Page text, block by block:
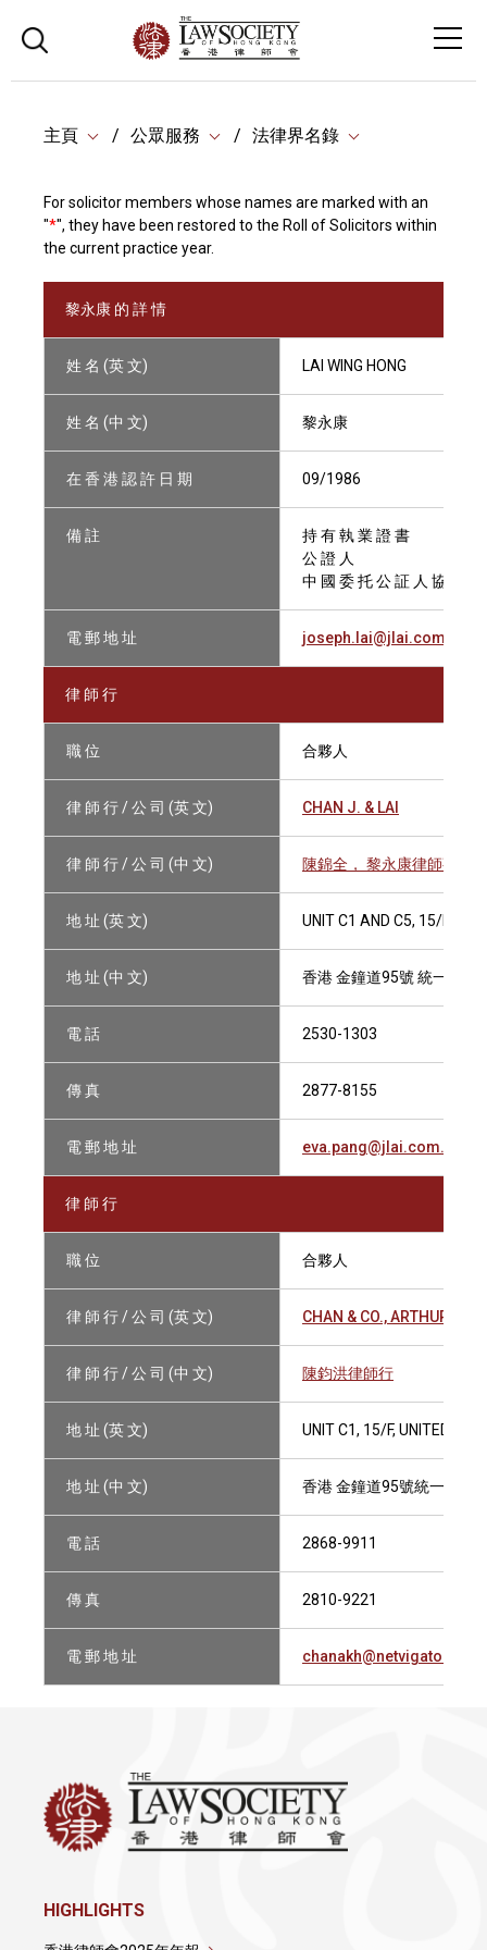
主頁 公眾服務 法律界名錄
For solicitor members whose names are marked with an
"*", they have been restored to the Roll of Solicitors within
the current practice year.
黎永康 的 詳 情
姓 名 (英 文) LAI WING HONG
姓 名 (中 文) 黎永康
在 香 港 認 許 日 期 09/1986
備 註
持 有 執 業 證 書
公 證 人
中 國 委 托 公 証 人 協 會 會
電 郵 地 址 joseph.lai@jlai.com.hk
律 師 行
職 位 合夥人
律 師 行 / 公 司 (英 文) CHAN J. & LAI
律 師 行 / 公 司 (中 文) 陳錦全， 黎永康律師事務所
地 址 (英 文) UNIT C1 AND C5, 15/F,
地 址 (中 文) 香港 金鐘道95號 統一中心
電 話 2530-1303
傳 真 2877-8155
電 郵 地 址 eva.pang@jlai.com.hk
律 師 行
職 位 合夥人
律 師 行 / 公 司 (英 文) CHAN & CO., ARTHUR K.H.
律 師 行 / 公 司 (中 文) 陳鈞洪律師行
地 址 (英 文) UNIT C1, 15/F, UNITED
地 址 (中 文) 香港 金鐘道95號統一中心
電 話 2868-9911
傳 真 2810-9221
電 郵 地 址 chanakh@netvigator.com
HIGHLIGHTS